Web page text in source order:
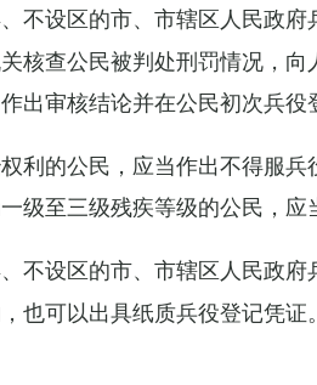
不设区的市、市辖区人民政
核查公民被判处刑罚情况，
出审核结论并在公民初次兵役
利的公民，应当作出不得服
级至三级残疾等级的公民，应
不设区的市、市辖区人民政
也可以出具纸质兵役登记凭